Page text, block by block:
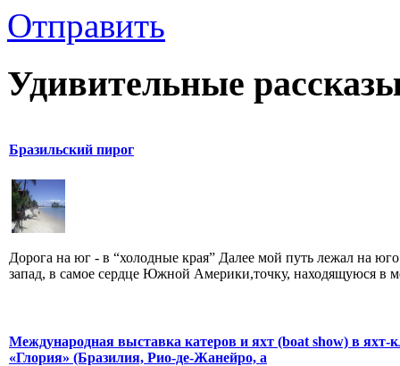
Отправить
Удивительные
Бразильский пирог
Дорога на юг - в “холодные края” Далее мой путь лежал на
запад, в самое сердце Южной Америки,точку, находящуюся в
Международная выставка катеров и яхт (boat show) в яхт-
«Глория» (Бразилия, Рио-де-Жанейро, а